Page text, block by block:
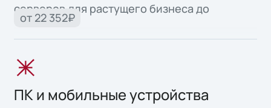
серверов для растущего бизнеса до
высоконадежных систем для критически
важных задач.
от 22 352₽
ПК и мобильные устройства